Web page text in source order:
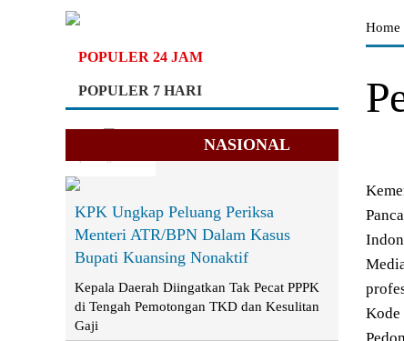
POPULER 24 JAM
POPULER 7 HARI
NASIONAL
KPK Ungkap Peluang Periksa
Menteri ATR/BPN Dalam Kasus
Bupati Kuansing Nonaktif
Kepala Daerah Diingatkan Tak Pecat PPPK
di Tengah Pemotongan TKD dan Kesulitan
Gaji
Home
Kode